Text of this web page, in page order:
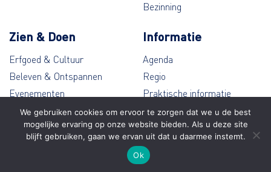
Bezinning
Zien & Doen
Erfgoed & Cultuur
Beleven & Ontspannen
Evenementen
Wandelen & Fietsen
Informatie
Agenda
Regio
Praktische informatie
Contact
We gebruiken cookies om ervoor te zorgen dat we u de best
mogelijke ervaring op onze website bieden. Als u deze site
blijft gebruiken, gaan we ervan uit dat u daarmee instemt.
Ok